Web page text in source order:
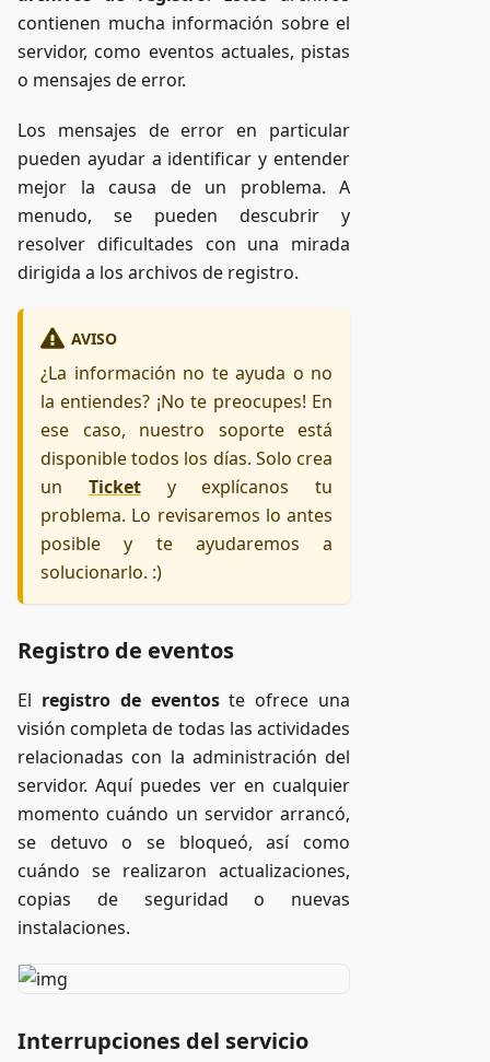
contienen mucha información sobre el
servidor, como eventos actuales, pistas
o mensajes de error.
Los mensajes de error en particular
pueden ayudar a identificar y entender
mejor la causa de un problema. A
menudo, se pueden descubrir y
resolver dificultades con una mirada
dirigida a los archivos de registro.
AVISO
¿La información no te ayuda o no
la entiendes? ¡No te preocupes! En
ese caso, nuestro soporte está
disponible todos los días. Solo crea
un Tickety explícanos tu
problema. Lo revisaremos lo antes
posible y te ayudaremos a
solucionarlo. :)
Registro de eventos
El registro de eventoste ofrece una
visión completa de todas las actividades
relacionadas con la administración del
servidor. Aquí puedes ver en cualquier
momento cuándo un servidor arrancó,
se detuvo o se bloqueó, así como
cuándo se realizaron actualizaciones,
copias de seguridad o nuevas
instalaciones.
Interrupciones del servicio